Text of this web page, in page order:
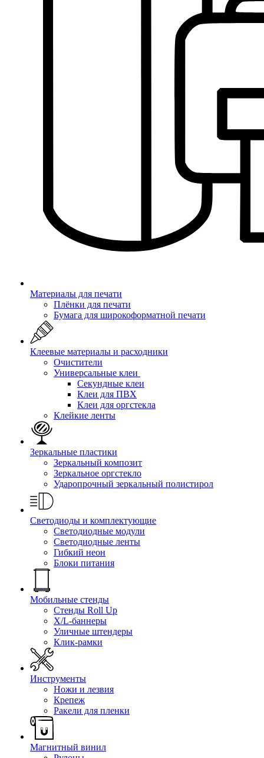
Материалы для печати
Плёнки для печати
Бумага для широкоформатной печати
Клеевые материалы и расходники
Очистители
Универсальные клеи
Секундные клеи
Клеи для ПВХ
Клеи для оргстекла
Клейкие ленты
Зеркальные пластики
Зеркальный композит
Зеркальное оргстекло
Ударопрочный зеркальный полистирол
Светодиоды и комплектующие
Светодиодные модули
Светодиодные ленты
Гибкий неон
Блоки питания
Мобильные стенды
Стенды Roll Up
X/L-баннеры
Уличные штендеры
Клик-рамки
Инструменты
Ножи и лезвия
Крепеж
Ракели для пленки
Магнитный винил